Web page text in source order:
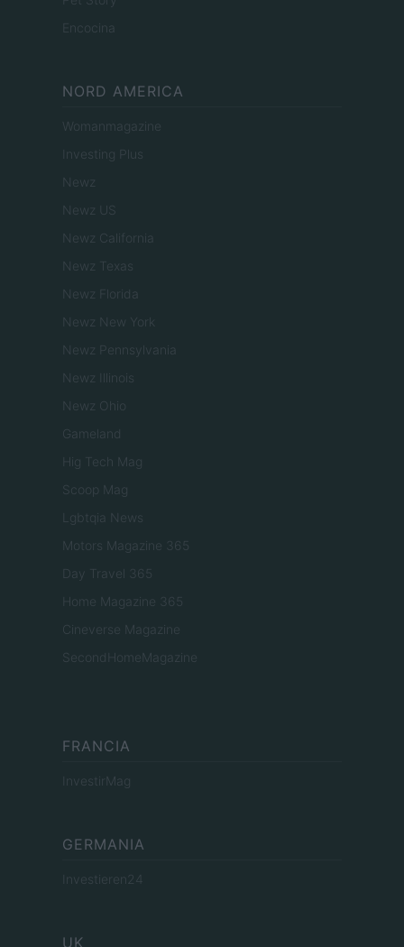
Encocina
NORD AMERICA
Womanmagazine
Investing Plus
Newz
Newz US
Newz California
Newz Texas
Newz Florida
Newz New York
Newz Pennsylvania
Newz Illinois
Newz Ohio
Gameland
Hig Tech Mag
Scoop Mag
Lgbtqia News
Motors Magazine 365
Day Travel 365
Home Magazine 365
Cineverse Magazine
SecondHomeMagazine
FRANCIA
InvestirMag
GERMANIA
Investieren24
UK